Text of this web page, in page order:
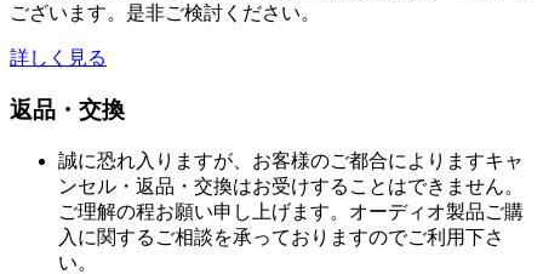
ございます。是非ご検討ください。
詳しく見る
返品・交換
誠に恐れ入りますが、お客様のご都合によりますキャ
ンセル・返品・交換はお受けすることはできません。
ご理解の程お願い申し上げます。オーディオ製品ご購
入に関するご相談を承っておりますのでご利用下さ
い。